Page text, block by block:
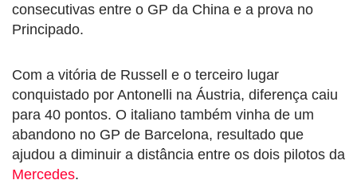
consecutivas entre o GP da China e a prova no
Principado.
Com a vitória de Russell e o terceiro lugar
conquistado por Antonelli na Áustria, diferença caiu
para 40 pontos. O italiano também vinha de um
abandono no GP de Barcelona, resultado que
ajudou a diminuir a distância entre os dois pilotos da
Mercedes.